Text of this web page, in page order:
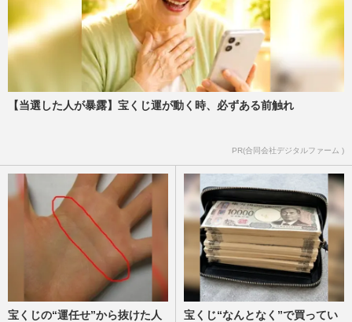
【当選した人が暴露】宝くじ運が動く時、必ずある前触れ
PR(合同会社デジタルファーム )
宝くじの“運任せ”から抜けた人
宝くじ“なんとなく”で買ってい